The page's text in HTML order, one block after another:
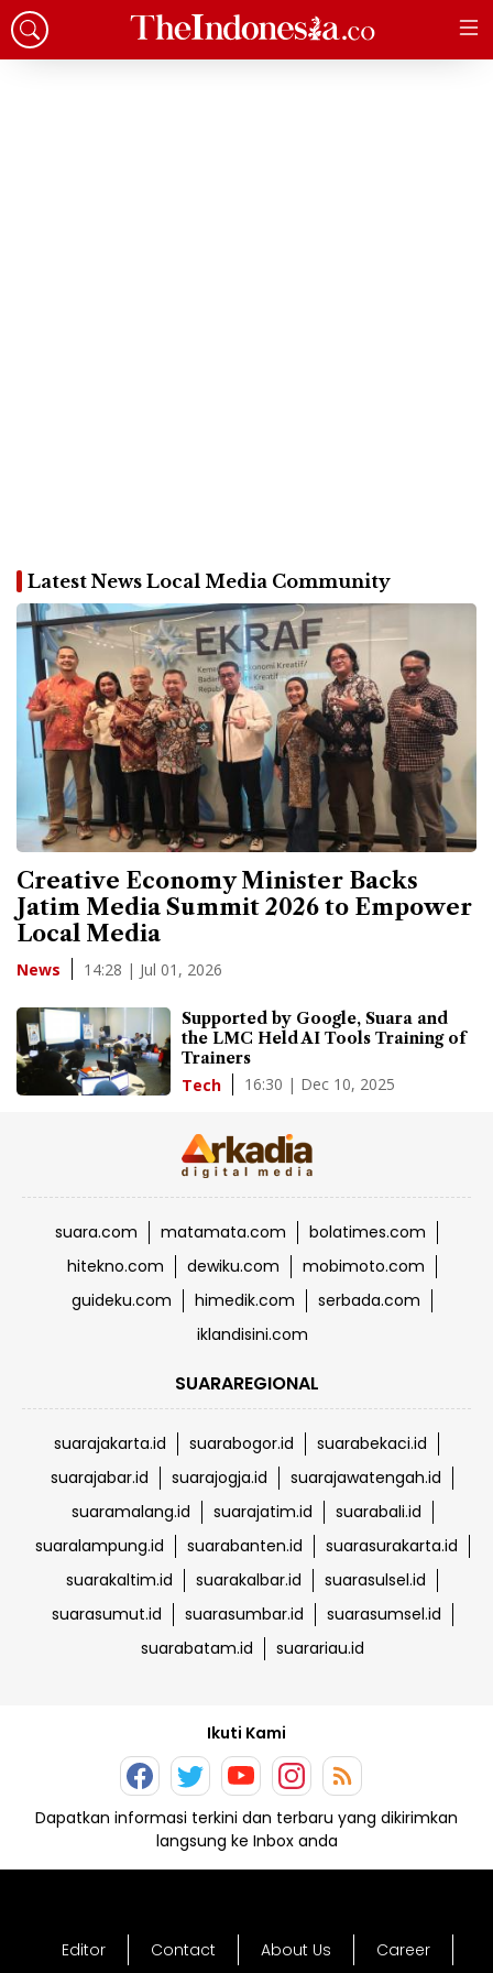
Latest News Local Media Community
Creative Economy Minister Backs
Jatim Media Summit 2026 to Empower
Local Media
News 14:28 | Jul 01, 2026
Supported by Google, Suara and
the LMC Held AI Tools Training of
Trainers
Tech 16:30 | Dec 10, 2025
suara.com matamata.com
bolatimes.com
hitekno.com
dewiku.com
mobimoto.com
guideku.com
himedik.com
serbada.com
iklandisini.com
SUARAREGIONAL
suarajakarta.id suarabogor.id
suarabekaci.id
suarajabar.id
suarajogja.id
suarajawatengah.id
suaramalang.id
suarajatim.id
suarabali.id
suaralampung.id
suarabanten.id
suarasurakarta.id
suarakaltim.id
suarakalbar.id
suarasulsel.id
suarasumut.id
suarasumbar.id
suarasumsel.id
suarabatam.id
suarariau.id
Ikuti Kami
Dapatkan informasi terkini dan terbaru yang dikirimkan
langsung ke Inbox anda
Editor Contact About Us Career